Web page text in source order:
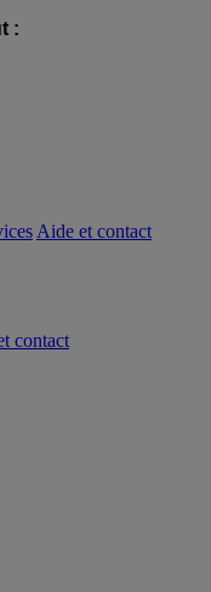
:
Aide et contact
contact